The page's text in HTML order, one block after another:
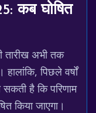
कब घोषित
तारीख अभी तक
पिछले वर्षों
है कि परिणाम
किया जाएगा।